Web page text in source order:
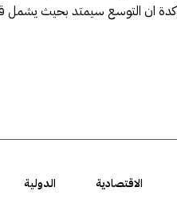
ان التوسع سيمتد بحيث يشمل
الاقتصادية الدولية